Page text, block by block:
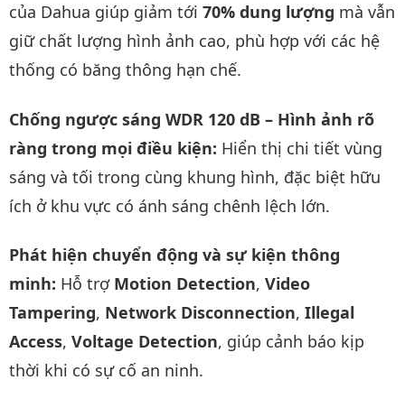
của Dahua giúp giảm tới 70% dung lượng mà vẫn
giữ chất lượng hình ảnh cao, phù hợp với các hệ
thống có băng thông hạn chế.
Chống ngược sáng WDR 120 dB – Hình ảnh rõ
ràng trong mọi điều kiện: Hiển thị chi tiết vùng
sáng và tối trong cùng khung hình, đặc biệt hữu
ích ở khu vực có ánh sáng chênh lệch lớn.
Phát hiện chuyển động và sự kiện thông
minh: Hỗ trợ Motion Detection, Video
Tampering, Network Disconnection, Illegal
Access, Voltage Detection, giúp cảnh báo kịp
thời khi có sự cố an ninh.